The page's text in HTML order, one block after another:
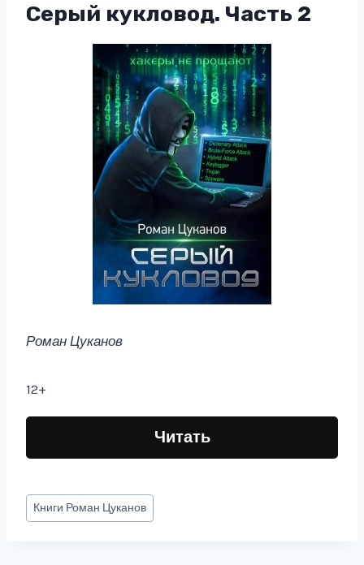
Серый кукловод. Часть 2
Роман Цуканов
12+
Читать
Метки
записи:
Книги Роман Цуканов